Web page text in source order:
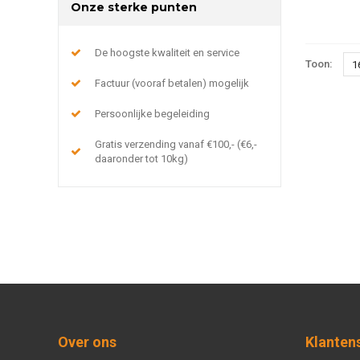
Onze sterke punten
De hoogste kwaliteit en service
Factuur (vooraf betalen) mogelijk
Persoonlijke begeleiding
Gratis verzending vanaf €100,- (€6,-
daaronder tot 10kg)
Toon:
Over ons